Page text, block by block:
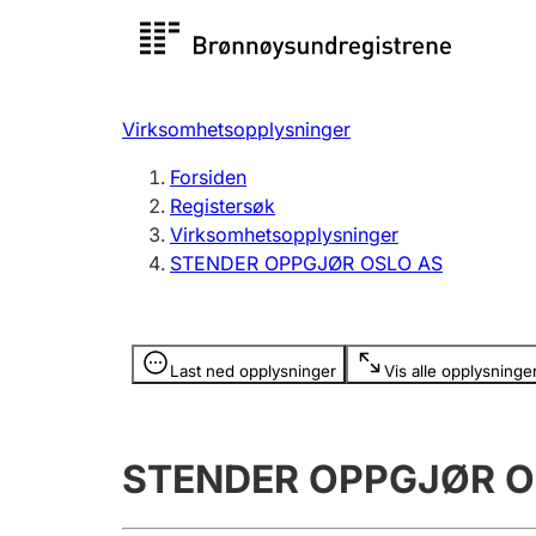
Registersøk
Registrere, endre, slette
Virksomhetsopplysninger
Forsiden
Registersøk
Virksomhetsopplysninger
STENDER OPPGJØR OSLO AS
Last ned opplysninger Vis alle
Opplysninger er skjult
STENDER OPPGJØR